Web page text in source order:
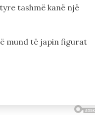
tashmë kanë një
mund të japin figurat